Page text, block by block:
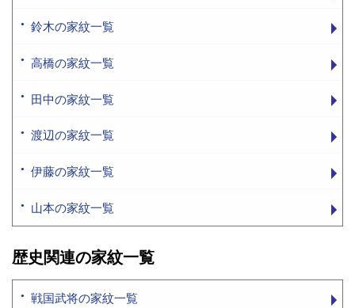
鈴木の家紋一覧
高橋の家紋一覧
田中の家紋一覧
渡辺の家紋一覧
伊藤の家紋一覧
山本の家紋一覧
歴史関連の家紋一覧
戦国武将の家紋一覧